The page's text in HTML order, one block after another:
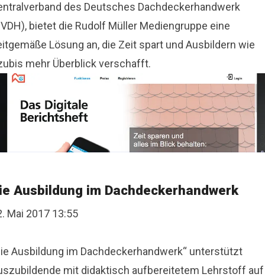
des Deutsches Dachdeckerhandwerk
bietet die Rudolf Müller Mediengruppe eine
Lösung an, die Zeit spart und Ausbildern wie
mehr Überblick verschafft.
Ausbildung im Dachdeckerhandwerk
Mai 2017 13:55
Ausbildung im Dachdeckerhandwerk“ unterstützt
mit didaktisch aufbereitetem Lehrstoff auf